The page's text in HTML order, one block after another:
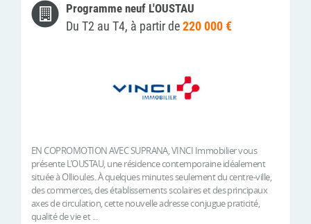
Programme neuf L'OUSTAU
Du T2 au T4, à partir de220 000 €
EN COPROMOTION AVEC SUPRANA, VINCI Immobilier vous
présente L’OUSTAU, une résidence contemporaine idéalement
située à Ollioules. À quelques minutes seulement du centre-ville,
des commerces, des établissements scolaires et des principaux
axes de circulation, cette nouvelle adresse conjugue praticité,
qualité de vie et ...